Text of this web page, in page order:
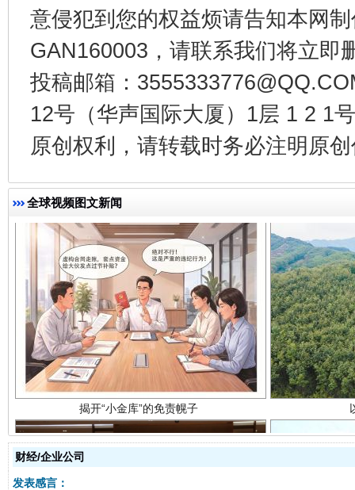
意侵犯到您的权益烦请告知本网
GAN160003，请联系我们将立即
投稿邮箱：
12号（华声国际大厦）1层 1 2 1
原创权利，请转载时务必注明原
全球视频图文新闻
千年窑火 生生不息 一
揭开“小金库”的免责幌子
财经/企业公司
发表感言：